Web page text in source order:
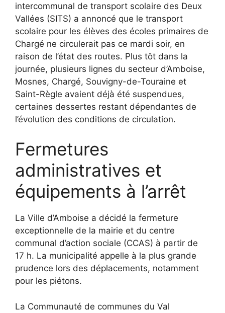
intercommunal de transport scolaire des Deux
Vallées (SITS) a annoncé que le transport
scolaire pour les élèves des écoles primaires de
Chargé ne circulerait pas ce mardi soir, en
raison de l’état des routes. Plus tôt dans la
journée, plusieurs lignes du secteur d’Amboise,
Mosnes, Chargé, Souvigny-de-Touraine et
Saint-Règle avaient déjà été suspendues,
certaines dessertes restant dépendantes de
l’évolution des conditions de circulation.
Fermetures
administratives et
équipements à l’arrêt
La Ville d’Amboise a décidé la fermeture
exceptionnelle de la mairie et du centre
communal d’action sociale (CCAS) à partir de
17 h. La municipalité appelle à la plus grande
prudence lors des déplacements, notamment
pour les piétons.
La Communauté de communes du Val